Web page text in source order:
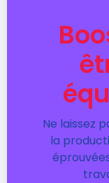
Ne laissez
la